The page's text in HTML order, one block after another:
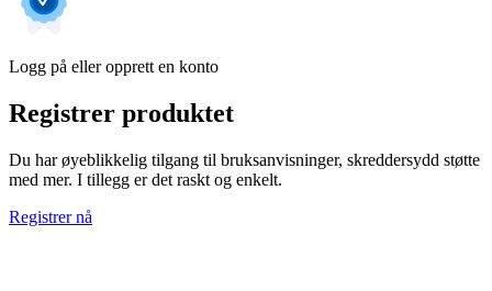
Logg på eller opprett en konto
Registrer produktet
Du har øyeblikkelig tilgang til bruksanvisninger, skreddersydd støtte
med mer. I tillegg er det raskt og enkelt.
Registrer nå